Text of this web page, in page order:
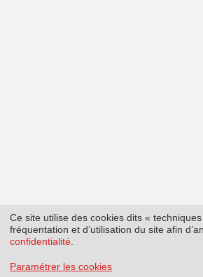
Ce site utilise des cookies dits «
fréquentation et d’utilisation du site afin
confidentialité
Paramétrer les cookies